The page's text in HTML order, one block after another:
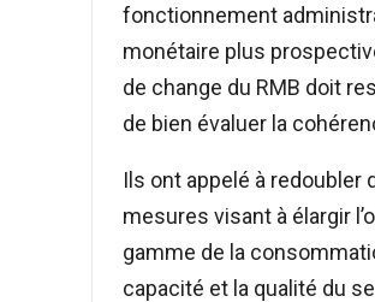
fonctionnement
monétaire plus
de change du RMB doit
de bien évaluer la
Ils ont appelé à redoubler
mesures visant à élargir
gamme de la
capacité et la qualité du